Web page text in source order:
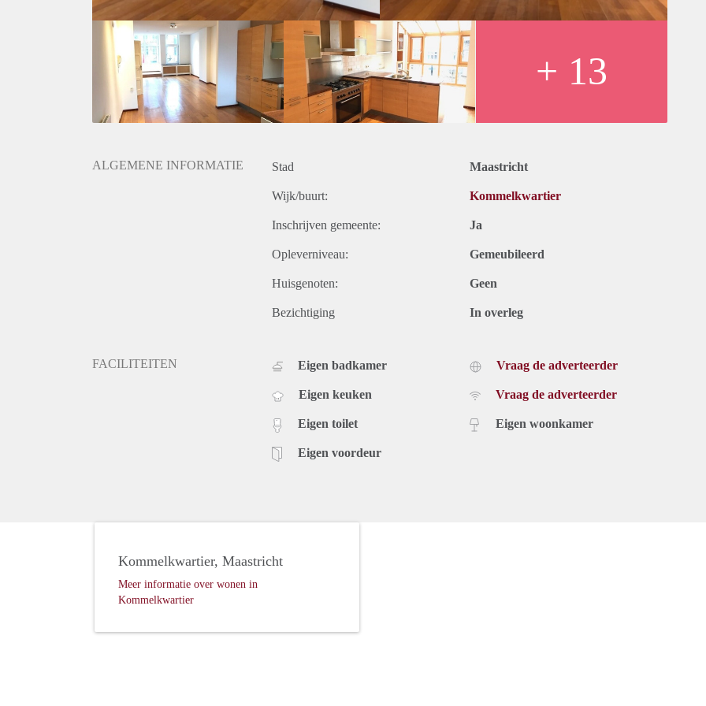
+ 13
ALGEMENE INFORMATIE Stad Maastricht
Wijk/buurt: Kommelkwartier
Inschrijven gemeente: Ja
Opleverniveau: Gemeubileerd
Huisgenoten: Geen
Bezichtiging In overleg
FACILITEITEN Eigen badkamer
Eigen keuken
Eigen toilet
Eigen voordeur
Vraag de adverteerder
Vraag de adverteerder
Eigen woonkamer
Kommelkwartier, Maastricht
Meer informatie over wonen in
Kommelkwartier